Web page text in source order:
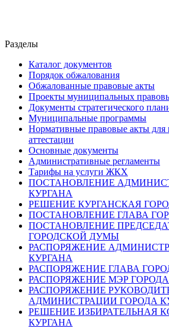
Разделы
Каталог документов
Порядок обжалования
Обжалованные правовые акты
Проекты муниципальных
Документы стратегического
Муниципальные программы
Нормативные правовые акты для
аттестации
Основные документы
Административные регламенты
Тарифы на услуги ЖКХ
ПОСТАНОВЛЕНИЕ
КУРГАНА
РЕШЕНИЕ КУРГАНСКАЯ
ПОСТАНОВЛЕНИЕ ГЛАВА
ПОСТАНОВЛЕНИЕ
ГОРОДСКОЙ ДУМЫ
РАСПОРЯЖЕНИЕ
КУРГАНА
РАСПОРЯЖЕНИЕ ГЛАВА
РАСПОРЯЖЕНИЕ МЭР
РАСПОРЯЖЕНИЕ
АДМИНИСТРАЦИИ ГОРОДА
РЕШЕНИЕ ИЗБИРАТЕЛЬНАЯ
КУРГАНА